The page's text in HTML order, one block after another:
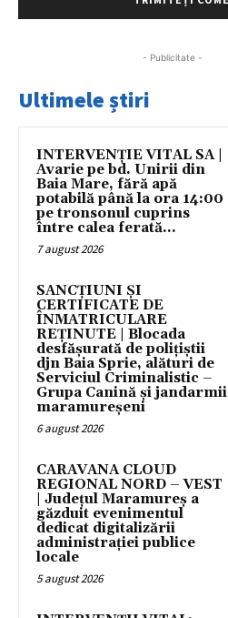
- Publicitate -
Ultimele știri
INTERVENȚIE VITAL SA |
Avarie pe bd. Unirii din
Baia Mare, fără apă
potabilă până la ora 14:00
pe tronsonul cuprins
între calea ferată...
7 august 2026
SANCȚIUNI ȘI
CERTIFICATE DE
ÎNMATRICULARE
REȚINUTE | Blocada
desfășurată de polițiștii
djn Baia Sprie, alături de
Serviciul Criminalistic –
Grupa Canină și jandarmii
maramureșeni
6 august 2026
CARAVANA CLOUD
REGIONAL NORD – VEST
| Județul Maramureș a
găzduit evenimentul
dedicat digitalizării
administrației publice
locale
5 august 2026